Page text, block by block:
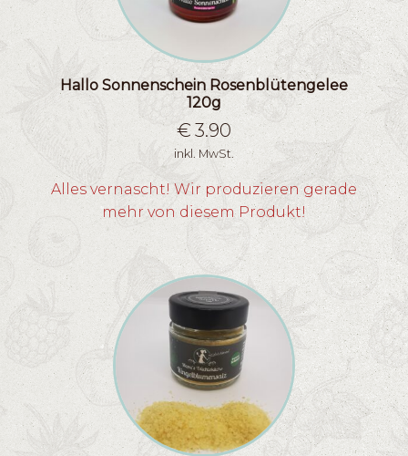
Hallo Sonnenschein Rosenblütengelee
120g
€ 3.90
inkl. MwSt.
Alles vernascht! Wir produzieren gerade
mehr von diesem Produkt!